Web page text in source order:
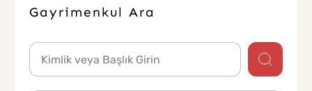
Gayrimenkul Ara